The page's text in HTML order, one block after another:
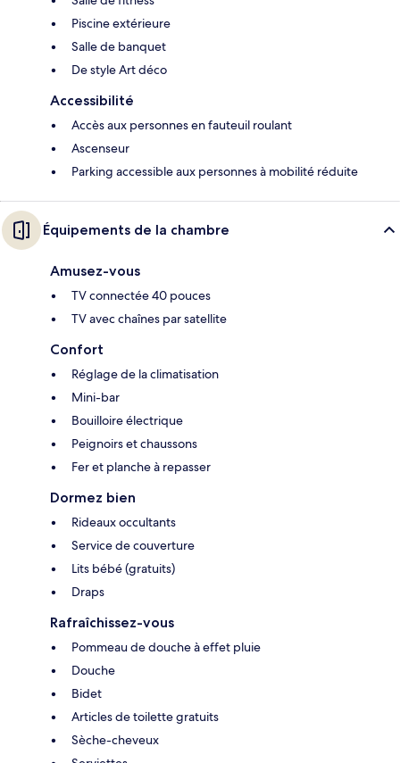
Piscine extérieure
Salle de banquet
De style Art déco
Accessibilité
Accès aux personnes en fauteuil roulant
Ascenseur
Parking accessible aux personnes à mobilité réduite
Équipements de la chambre
Amusez-vous
TV connectée 40 pouces
TV avec chaînes par satellite
Confort
Réglage de la climatisation
Mini-bar
Bouilloire électrique
Peignoirs et chaussons
Fer et planche à repasser
Dormez bien
Rideaux occultants
Service de couverture
Lits bébé (gratuits)
Draps
Rafraîchissez-vous
Pommeau de douche à effet pluie
Douche
Bidet
Articles de toilette gratuits
Sèche-cheveux